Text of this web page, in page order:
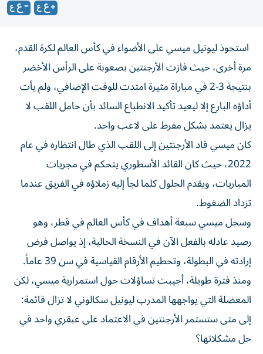
استحوذ ليونيل ميسي على الأضواء في كأس العالم لكرة القدم،
مرة أخرى، حيث فازت الأرجنتين بصعوبة على الرأس الأخضر
بنتيجة 3-2 في مباراة مثيرة امتدت للوقت الإضافي، ولم يأت
أداؤه ‌البارع إلا ليعيد تأكيد الانطباع السائد بأن حامل اللقب لا
يزال يعتمد بشكل مفرط على لاعب واحد.
كان ​ميسي قاد الأرجنتين ⁠إلى اللقب الذي طال انتظاره في عام
2022، حيث كان القائد الأسطوري يتحكم في ‌مجريات
المباريات، ويقدم الحلول كلما لجأ ‌إليه زملاؤه في الفريق عندما
تزداد الضغوط.
وسجل ميسي سبعة أهداف في كأس العالم في قطر، وهو
رصيد عادله بالفعل الآن في النسخة الحالية، إذ يواصل فرض
إرادته في البطولة، وتحطيم الأرقام القياسية في سن 39 عاماً.
ومنذ فترة طويلة، أجيبت ‌تساؤلات حول استمرارية ميسي، لكن
المعضلة التي يواجهها المدرب ليونيل سكالوني لا تزال قائمة:
إلى متى ستستمر الأرجنتين في الاعتماد ⁠على عبقري واحد في
حل مشكلاتها؟